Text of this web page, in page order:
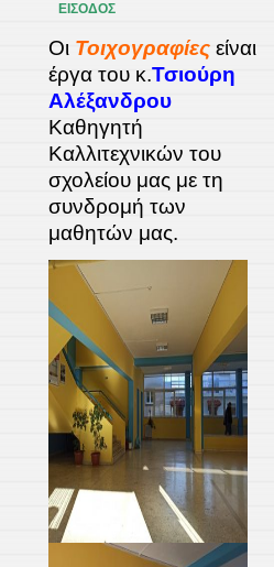
ΕΙΣΟΔΟΣ
Οι Τοιχογραφίες είναι
έργα του κ.Τσιούρη
Αλέξανδρου
Καθηγητή
Καλλιτεχνικών του
σχολείου μας με τη
συνδρομή των
μαθητών μας.